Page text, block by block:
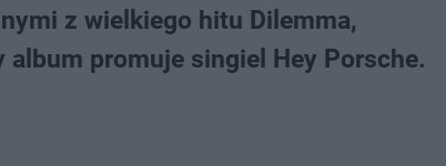
z wielkiego hitu Dilemma,
promuje singiel Hey Porsche.